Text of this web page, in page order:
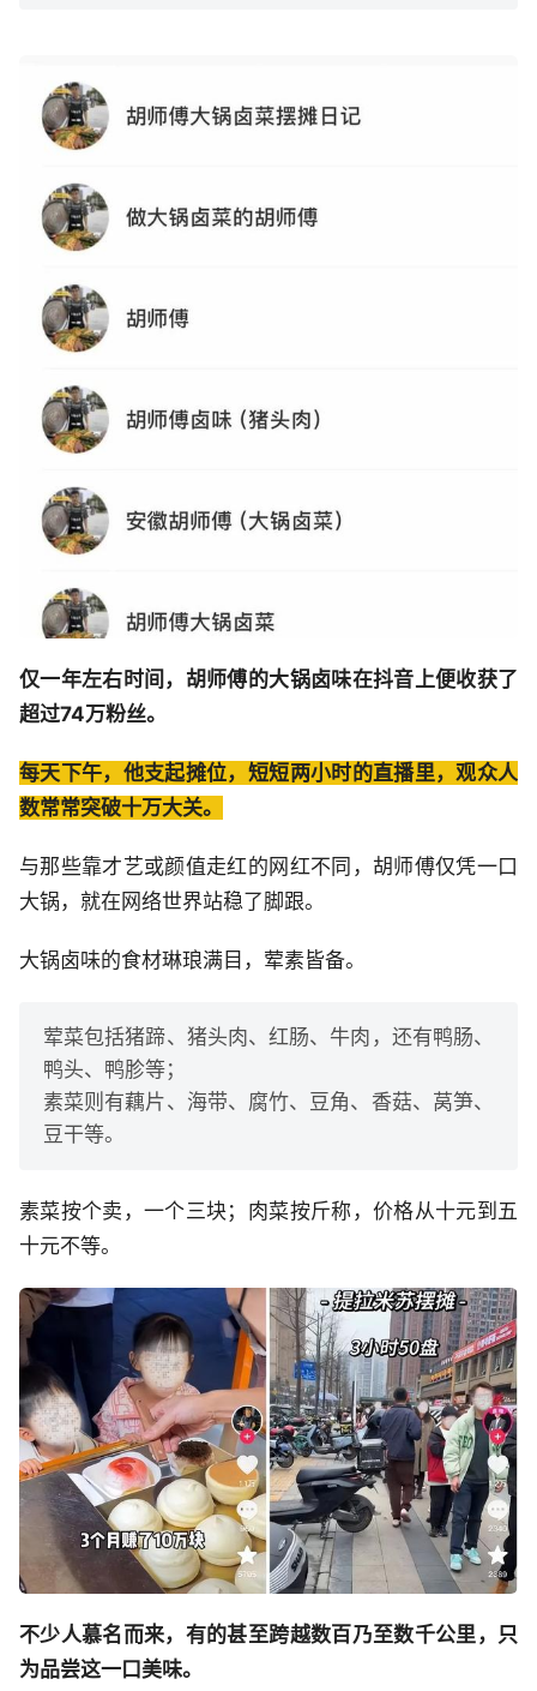
仅一年左右时间，胡师傅的大锅卤味在抖音上便收获了
超过74万粉丝。
每天下午，他支起摊位，短短两小时的直播里，观众人
数常常突破十万大关。
与那些靠才艺或颜值走红的网红不同，胡师傅仅凭一口
大锅，就在网络世界站稳了脚跟。
大锅卤味的食材琳琅满目，荤素皆备。
荤菜包括猪蹄、猪头肉、红肠、牛肉，还有鸭肠、
鸭头、鸭胗等；
素菜则有藕片、海带、腐竹、豆角、香菇、莴笋、
豆干等。
素菜按个卖，一个三块；肉菜按斤称，价格从十元到五
十元不等。
不少人慕名而来，有的甚至跨越数百乃至数千公里，只
为品尝这一口美味。